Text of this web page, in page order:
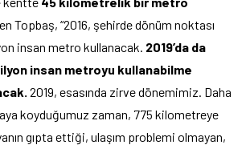
Topbaş, “2016, şehirde dönüm noktası
insan metro kullanacak. 2019’da da
insan metroyu kullanabilme
2019, esasında zirve dönemimiz. Daha
koyduğumuz zaman, 775 kilometreye
gıpta ettiği, ulaşım problemi olmayan,